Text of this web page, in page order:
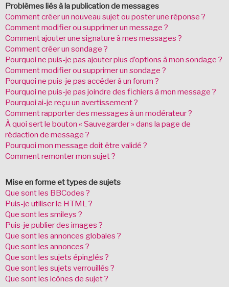
Problèmes liés à la publication de messages
Comment créer un nouveau sujet ou poster une réponse ?
Comment modifier ou supprimer un message ?
Comment ajouter une signature à mes messages ?
Comment créer un sondage ?
Pourquoi ne puis-je pas ajouter plus d’options à mon sondage ?
Comment modifier ou supprimer un sondage ?
Pourquoi ne puis-je pas accéder à un forum ?
Pourquoi ne puis-je pas joindre des fichiers à mon message ?
Pourquoi ai-je reçu un avertissement ?
Comment rapporter des messages à un modérateur ?
À quoi sert le bouton « Sauvegarder » dans la page de
rédaction de message ?
Pourquoi mon message doit être validé ?
Comment remonter mon sujet ?
Mise en forme et types de sujets
Que sont les BBCodes ?
Puis-je utiliser le HTML ?
Que sont les smileys ?
Puis-je publier des images ?
Que sont les annonces globales ?
Que sont les annonces ?
Que sont les sujets épinglés ?
Que sont les sujets verrouillés ?
Que sont les icônes de sujet ?